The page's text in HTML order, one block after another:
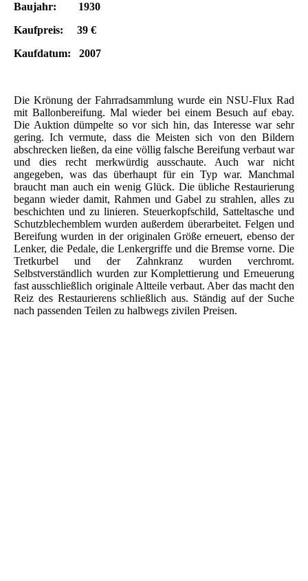
Baujahr: 1930
Kaufpreis: 39 €
Kaufdatum: 2007
Die Krönung der Fahrradsammlung wurde ein NSU-Flux Rad
mit Ballonbereifung. Mal wieder bei einem Besuch auf ebay.
Die Auktion dümpelte so vor sich hin, das Interesse war sehr
gering. Ich vermute, dass die Meisten sich von den Bildern
abschrecken ließen, da eine völlig falsche Bereifung verbaut war
und dies recht merkwürdig ausschaute. Auch war nicht
angegeben, was das überhaupt für ein Typ war. Manchmal
braucht man auch ein wenig Glück. Die übliche Restaurierung
begann wieder damit, Rahmen und Gabel zu strahlen, alles zu
beschichten und zu linieren. Steuerkopfschild, Satteltasche und
Schutzblechemblem wurden außerdem überarbeitet. Felgen und
Bereifung wurden in der originalen Größe erneuert, ebenso der
Lenker, die Pedale, die Lenkergriffe und die Bremse vorne. Die
Tretkurbel und der Zahnkranz wurden verchromt.
Selbstverständlich wurden zur Komplettierung und Erneuerung
fast ausschließlich originale Altteile verbaut. Aber das macht den
Reiz des Restaurierens schließlich aus. Ständig auf der Suche
nach passenden Teilen zu halbwegs zivilen Preisen.